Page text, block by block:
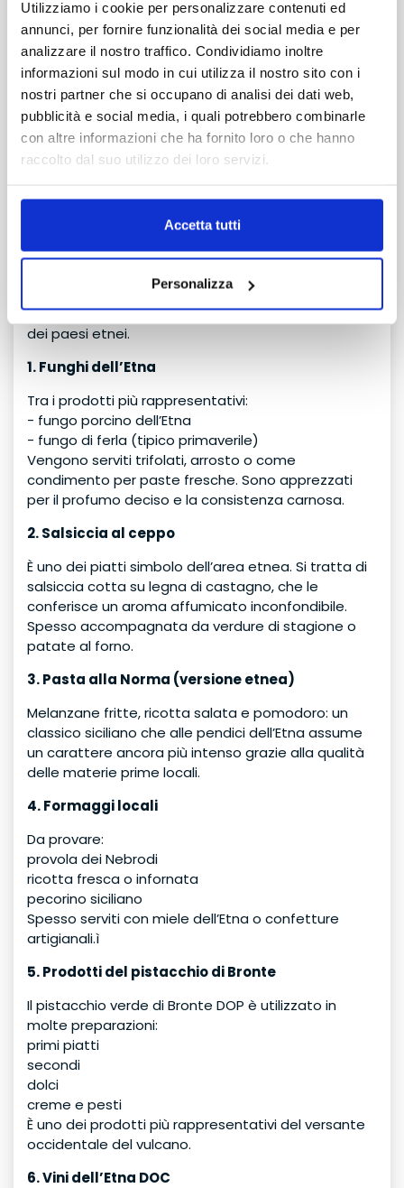
Utilizziamo i cookie per personalizzare contenuti ed
annunci, per fornire funzionalità dei social media e per
analizzare il nostro traffico. Condividiamo inoltre
informazioni sul modo in cui utilizza il nostro sito con i
nostri partner che si occupano di analisi dei dati web,
pubblicità e social media, i quali potrebbero combinarle
con altre informazioni che ha fornito loro o che hanno
raccolto dal suo utilizzo dei loro servizi.
Accetta tutti
Personalizza
contrasto tra lava nera e blu del mare è uno degli
scenari più emozionanti dell’Etna.
8. Le eruzioni notturne (quando visibili)
Osservare il vulcano di notte, con fontane di lava e
bagliori rossi nel buio, è un’esperienza
indimenticabile, sempre nel rispetto delle norme di
sicurezza.
Consigli su cosa mangiare sull’Etna
Mangiare sull’Etna significa scoprire una cucina
fortemente legata al territorio vulcanico, fatta di
ingredienti semplici ma intensi, valorizzati dalla
fertilità dei terreni lavici e dalle tradizioni contadine
dei paesi etnei.
1. Funghi dell’Etna
Tra i prodotti più rappresentativi:
- fungo porcino dell’Etna
- fungo di ferla (tipico primaverile)
Vengono serviti trifolati, arrosto o come
condimento per paste fresche. Sono apprezzati
per il profumo deciso e la consistenza carnosa.
2. Salsiccia al ceppo
È uno dei piatti simbolo dell’area etnea. Si tratta di
salsiccia cotta su legna di castagno, che le
conferisce un aroma affumicato inconfondibile.
Spesso accompagnata da verdure di stagione o
patate al forno.
3. Pasta alla Norma (versione etnea)
Melanzane fritte, ricotta salata e pomodoro: un
classico siciliano che alle pendici dell’Etna assume
un carattere ancora più intenso grazie alla qualità
delle materie prime locali.
4. Formaggi locali
Da provare:
provola dei Nebrodi
ricotta fresca o infornata
pecorino siciliano
Spesso serviti con miele dell’Etna o confetture
artigianali.ì
5. Prodotti del pistacchio di Bronte
Il pistacchio verde di Bronte DOP è utilizzato in
molte preparazioni:
primi piatti
secondi
dolci
creme e pesti
È uno dei prodotti più rappresentativi del versante
occidentale del vulcano.
6. Vini dell’Etna DOC
TRANSFER
senza attesa
TRANSFER
con attesa o collettivo